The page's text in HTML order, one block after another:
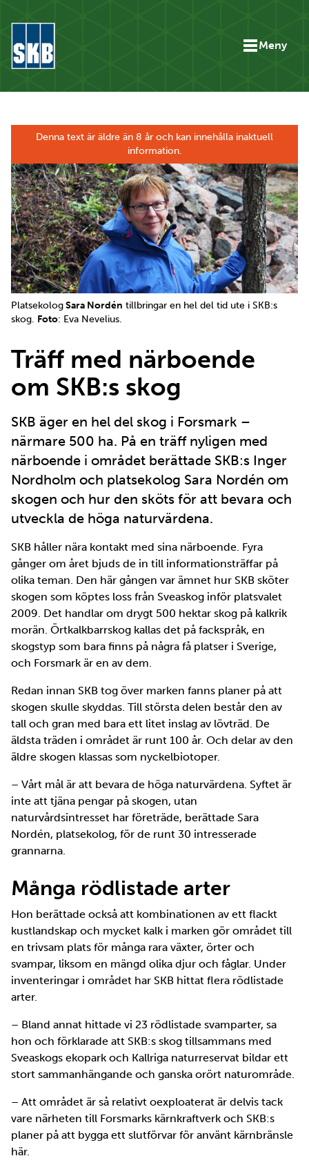
Meny
Denna text är äldre än 8 år och kan innehålla inaktuell
information.
PlatsekologSara Nordén tillbringar en hel del tid ute i SKB:s
skog. Foto: Eva Nevelius.
Träff med närboende
om SKB:s skog
SKB äger en hel del skog i Forsmark –
närmare 500 ha. På en träff nyligen med
närboende i området berättade SKB:s Inger
Nordholm och platsekolog Sara Nordén om
skogen och hur den sköts för att bevara och
utveckla de höga naturvärdena.
SKB håller nära kontakt med sina närboende. Fyra
gånger om året bjuds de in till informationsträffar på
olika teman. Den här gången var ämnet hur SKB sköter
skogen som köptes loss från Sveaskog inför platsvalet
2009. Det handlar om drygt 500 hektar skog på kalkrik
morän. Örtkalkbarrskog kallas det på fackspråk, en
skogstyp som bara finns på några få platser i Sverige,
och Forsmark är en av dem.
Redan innan SKB tog över marken fanns planer på att
skogen skulle skyddas. Till största delen består den av
tall och gran med bara ett litet inslag av lövträd. De
äldsta träden i området är runt 100 år. Och delar av den
äldre skogen klassas som nyckelbiotoper.
– Vårt mål är att bevara de höga naturvärdena. Syftet är
inte att tjäna pengar på skogen, utan
naturvårdsintresset har företräde, berättade Sara
Nordén, platsekolog, för de runt 30 intresserade
grannarna.
Många rödlistade arter
Hon berättade också att kombinationen av ett flackt
kustlandskap och mycket kalk i marken gör området till
en trivsam plats för många rara växter, örter och
svampar, liksom en mängd olika djur och fåglar. Under
inventeringar i området har SKB hittat flera rödlistade
arter.
– Bland annat hittade vi 23 rödlistade svamparter, sa
hon och förklarade att SKB:s skog tillsammans med
Sveaskogs ekopark och Kallriga naturreservat bildar ett
stort sammanhängande och ganska orört naturområde.
– Att området är så relativt oexploaterat är delvis tack
vare närheten till Forsmarks kärnkraftverk och SKB:s
planer på att bygga ett slutförvar för använt kärnbränsle
här.